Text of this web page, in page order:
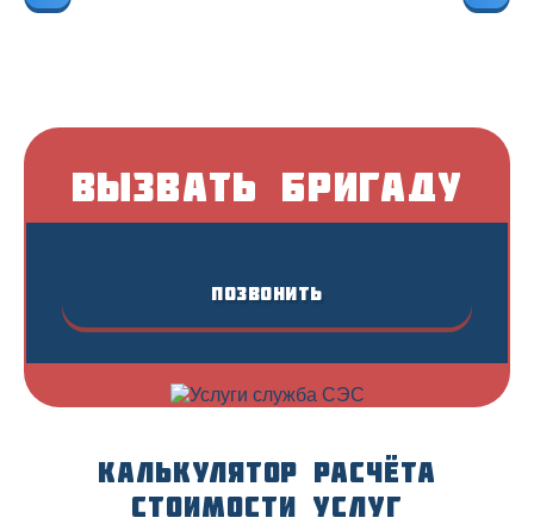
Вызвать бригаду
Позвонить
Калькулятор расчёта
стоимости услуг